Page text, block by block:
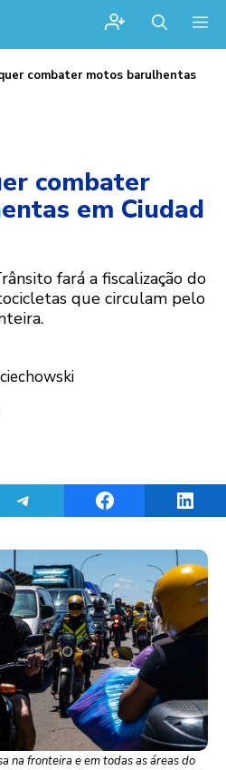
combater motos barulhentas
combater
em Ciudad
fará a fiscalização do
que circulam pelo
Share on TelegramShare on Facebook
na fronteira e em todas as áreas do